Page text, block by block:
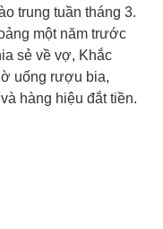
trung tuần tháng 3.
một năm trước
sẻ về vợ, Khắc
uống rượu bia,
hàng hiệu đắt tiền.